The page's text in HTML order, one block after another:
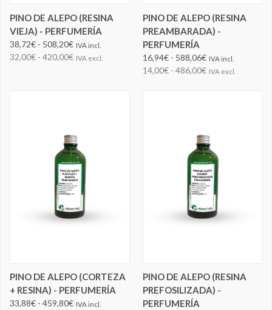
PINO DE ALEPO (RESINA
VIEJA) - PERFUMERÍA
38,72€ - 508,20€ IVA incl.
32,00€ - 420,00€ IVA excl.
PINO DE ALEPO (RESINA
PREAMBARADA) -
PERFUMERÍA
16,94€ - 588,06€ IVA incl.
14,00€ - 486,00€ IVA excl.
PINO DE ALEPO (CORTEZA
+ RESINA) - PERFUMERÍA
33,88€ - 459,80€ IVA incl.
PINO DE ALEPO (RESINA
PREFOSILIZADA) -
PERFUMERÍA